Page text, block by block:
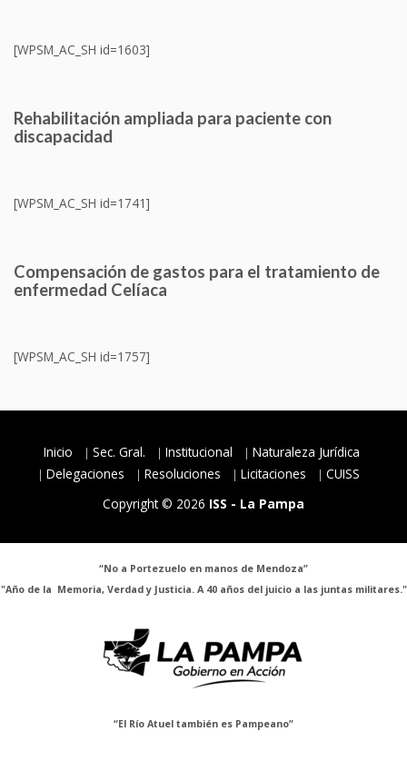
[WPSM_AC_SH id=1603]
Rehabilitación ampliada para paciente con
discapacidad
[WPSM_AC_SH id=1741]
Compensación de gastos para el tratamiento de
enfermedad Celíaca
[WPSM_AC_SH id=1757]
Inicio Sec. Gral. Institucional
Naturaleza Jurídica
Delegaciones
Resoluciones Licitaciones
CUISS
Copyright © 2026 ISS - La Pampa
“No a Portezuelo en manos de Mendoza”
"Año de la Memoria, Verdad y Justicia. A 40 años del juicio a las juntas militares."
“El Río Atuel también es Pampeano”